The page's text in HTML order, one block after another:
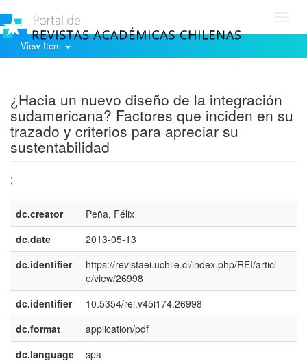
View Item
¿Hacia un nuevo diseño de la integración
sudamericana? Factores que inciden en su
trazado y criterios para apreciar su
sustentabilidad
;
dc.creator
Peña, Félix
dc.date
2013-05-13
dc.identifier
https://revistaei.uchile.cl/index.php/REI/articl
e/view/26998
dc.identifier
10.5354/rei.v45i174.26998
dc.format
application/pdf
dc.language
spa